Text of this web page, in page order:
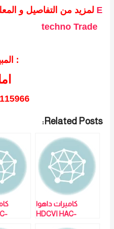
لمزيد من التفاصيل و المعلومات برجاء الاتصال عليE
techno Trade
المبيعات :
Related Posts:
كاميرات داهوا
HDCVI HAC-